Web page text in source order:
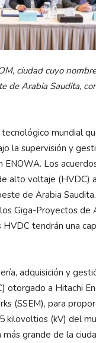
ciudad cuyo
de Arabia Saudita,
mundial
la supervisión y
ENOWA. Los
alto voltaje (HVDC)
de Arabia
Giga-Proyectos de
tendrán una
adquisición y
otorgado a Hitachi
(SSEM), para
kilovoltios (kV) del
grande de la